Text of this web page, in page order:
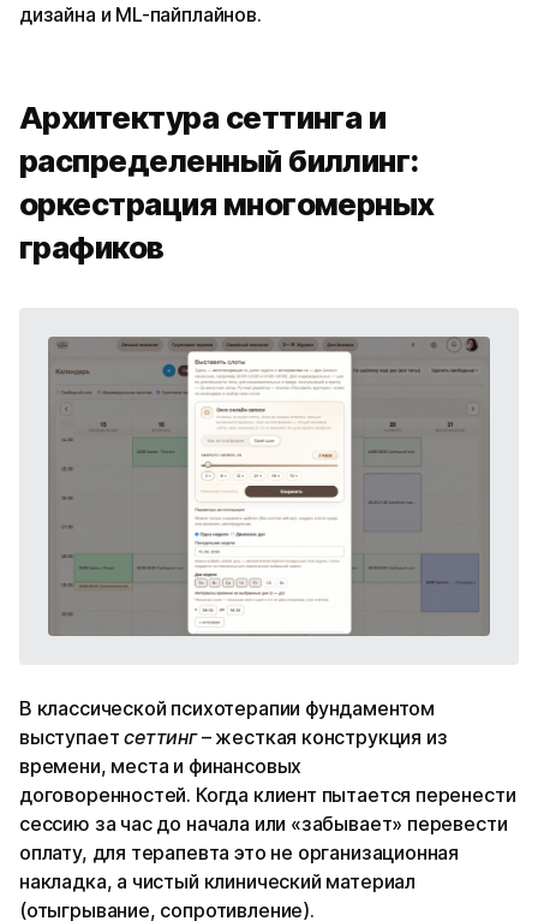
дизайна и ML-пайплайнов.
Архитектура сеттинга и
распределенный биллинг:
оркестрация многомерных
графиков
В классической психотерапии фундаментом
выступаетсеттинг– жесткая конструкция из
времени, места и финансовых
договоренностей. Когда клиент пытается перенести
сессию за час до начала или «забывает» перевести
оплату, для терапевта это не организационная
накладка, а чистый клинический материал
(отыгрывание, сопротивление).